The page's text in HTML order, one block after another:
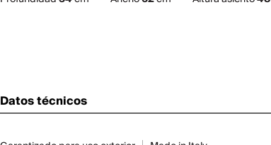
Datos técnicos